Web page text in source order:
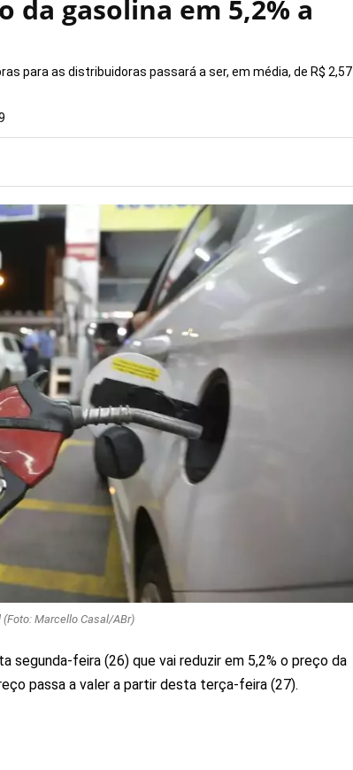
da gasolina em 5,2% a
para as distribuidoras passará a ser, em média, de R$ 2,57
Marcello Casal/ABr)
segunda-feira (26) que vai reduzir em 5,2% o preço da
passa a valer a partir desta terça-feira (27).